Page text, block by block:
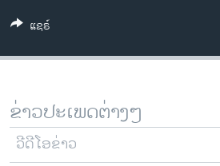
ພາສາອັງກິດ
ລາຍການກະຈາຍສຽງ
ລາຍງານ
ຕິດຕາມພວກເຮົາ ທີ່
ແຊຣ໌
ຂ່າວປະເພດຕ່າງໆ
ວີດີໂອຂ່າວ